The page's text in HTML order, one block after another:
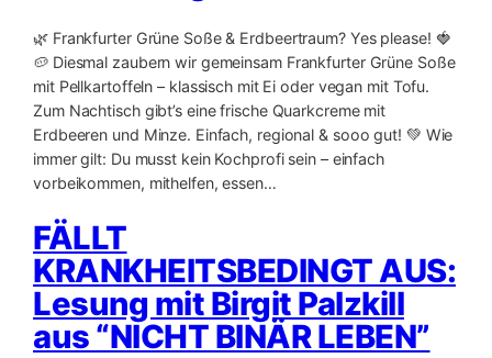
🌿 Frankfurter Grüne Soße & Erdbeertraum? Yes please! 🍓
🥔 Diesmal zaubern wir gemeinsam Frankfurter Grüne Soße
mit Pellkartoffeln – klassisch mit Ei oder vegan mit Tofu.
Zum Nachtisch gibt’s eine frische Quarkcreme mit
Erdbeeren und Minze. Einfach, regional & sooo gut! 💚 Wie
immer gilt: Du musst kein Kochprofi sein – einfach
vorbeikommen, mithelfen, essen…
FÄLLT
KRANKHEITSBEDINGT AUS:
Lesung mit Birgit Palzkill
aus “NICHT BINÄR LEBEN”